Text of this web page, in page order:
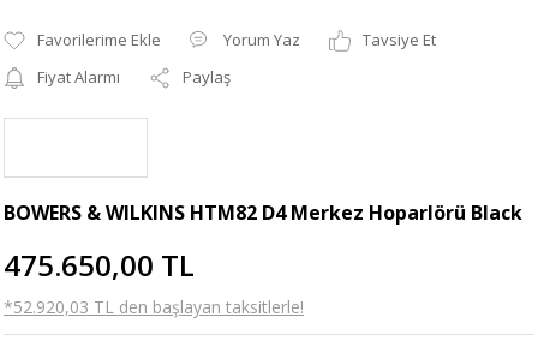
Yorum Yaz
Tavsiye Et
Fiyat Alarmı
Paylaş
BOWERS & WILKINS HTM82 D4 Merkez Hoparlörü Black
475.650,00 TL
*52.920,03 TL den başlayan taksitlerle!